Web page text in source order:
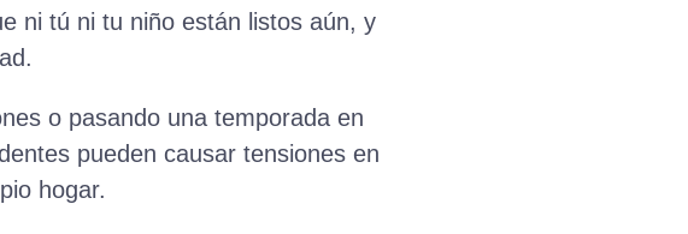
ni tú ni tu niño están listos aún, y
o pasando una temporada en
pueden causar tensiones en
hogar.